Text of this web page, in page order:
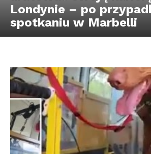
Londynie – po
spotkaniu w Marbelli